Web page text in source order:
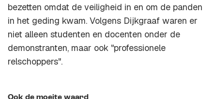
bezetten omdat de veiligheid in en om de panden
in het geding kwam. Volgens Dijkgraaf waren er
niet alleen studenten en docenten onder de
demonstranten, maar ook "professionele
relschoppers".